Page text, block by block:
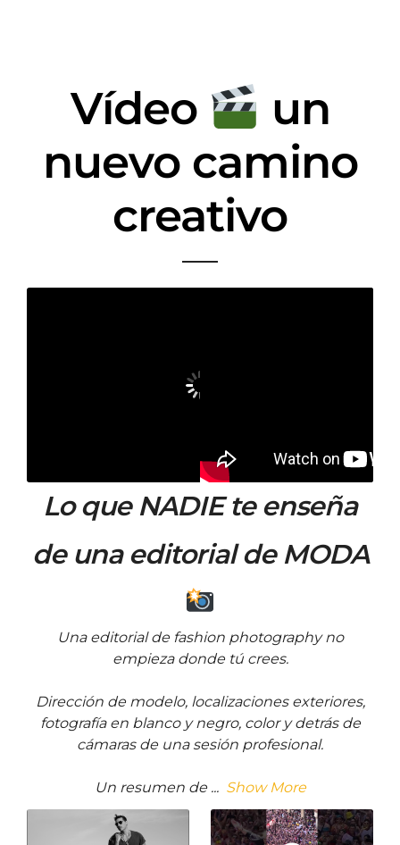
Vídeo
un
nuevo camino
creativo
Lo que NADIE te enseña
de una editorial de MODA
Una editorial de fashion photography no
empieza donde tú crees.
Dirección de modelo, localizaciones exteriores,
fotografía en blanco y negro, color y detrás de
cámaras de una sesión profesional.
Un resumen de ... Show More